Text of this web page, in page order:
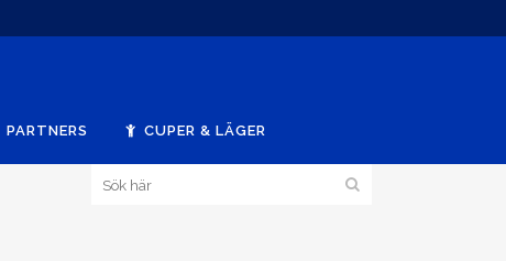
PARTNERS CUPER & LÄGER